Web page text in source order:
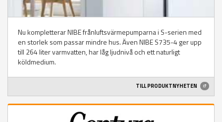
Nu kompletterar NIBE frånluftsvärmepumparna i S-serien med
en storlek som passar mindre hus. Även NIBE S735-4 ger upp
till 264 liter varmvatten, har låg ljudnivå och ett naturligt
köldmedium.
TILL PRODUKTNYHETEN